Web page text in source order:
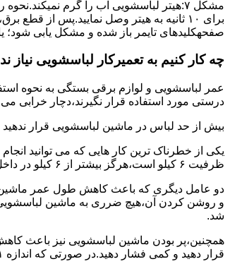
برای ۱۰ ﺛﺎﻧﯿﻪ ﺑﻪ ﻫﯿﺘﺮ وصل نمایید.ﭘﺲ از
صفحهکلیدهای ﺗﺎﯾﻤﺮ باز شده و مشکل یابی
چه کار کنیم به تعمیرکار لباسشویی نیاز
عمر لباسشویی و لوازم برقی بستگی به نحوه
درستی مورد استفاده قرار نگیرند،دچار خرابی می شوند و هزینه تعمیر
بیش از حد لباس در ماشین لباسشویی قرار ندهید
یکی از خطرناک ترین کار هایی که می توانید
ظرفیت ۶ کیلو است،هرگز بیشتر از ۶ کیلو در داخل آن لباس قرار ندهید.این کار باعث می شود که عمر ماشین لباسشویی شما به شدت افزایش پیدا کند.
دو عامل دیگری که باعث کاهش طول عمر ماشین
و روشن کردن آن،هیچ ضرری به ماشین
شد.
همچنین،پر بودن ماشین لباسشویی نیز باعث
قرار دهید و کمی فشار دهید.در صورتی که اندازه ۱ انگشت میان سقف ماشین لباسشویی و لباس ها وجود داشت،دیگر نباید ماشین لباسشویی را پر کنید.